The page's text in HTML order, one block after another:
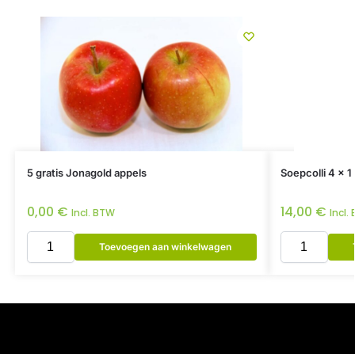
5 gratis Jonagold appels
0,00 € Incl. BTW
Toevoegen aan winkelwagen
Soepcolli 4 x 1
14,00 € Incl.